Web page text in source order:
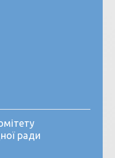
ради